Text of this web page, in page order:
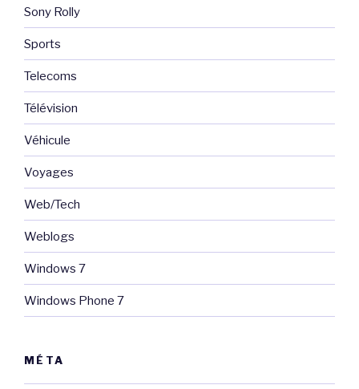
Sony Rolly
Sports
Telecoms
Télévision
Véhicule
Voyages
Web/Tech
Weblogs
Windows 7
Windows Phone 7
MÉTA